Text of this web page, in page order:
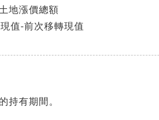
地漲價總額
值-前次移轉現值
持有期間。